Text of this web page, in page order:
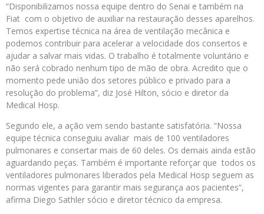
“Disponibilizamos nossa equipe dentro do Senai e também na
Fiat com o objetivo de auxiliar na restauração desses aparelhos.
Temos expertise técnica na área de ventilação mecânica e
podemos contribuir para acelerar a velocidade dos consertos e
ajudar a salvar mais vidas. O trabalho é totalmente voluntário e
não será cobrado nenhum tipo de mão de obra. Acredito que o
momento pede união dos setores público e privado para a
resolução do problema”, diz José Hilton, sócio e diretor da
Medical Hosp.
Segundo ele, a ação vem sendo bastante satisfatória. “Nossa
equipe técnica conseguiu avaliar mais de 100 ventiladores
pulmonares e consertar mais de 60 deles. Os demais ainda estão
aguardando peças. Também é importante reforçar que todos os
ventiladores pulmonares liberados pela Medical Hosp seguem as
normas vigentes para garantir mais segurança aos pacientes“,
afirma Diego Sathler sócio e diretor técnico da empresa.